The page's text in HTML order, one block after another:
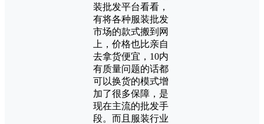
装批发平台看看，
有将各种服装批发
市场的款式搬到网
上，价格也比亲自
去拿货便宜，10内
有质量问题的话都
可以换货的模式增
加了很多保障，是
现在主流的批发手
段。而且服装行业